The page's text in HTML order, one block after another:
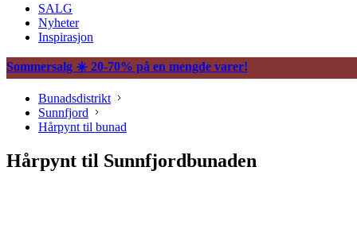
SALG
Nyheter
Inspirasjon
Sommersalg ☀️ 20-70% på en mengde varer!
Bunadsdistrikt
Sunnfjord
Hårpynt til bunad
Hårpynt til Sunnfjordbunaden